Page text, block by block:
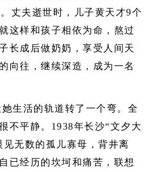
丈夫逝世时，儿子黄天才9个
这样和孩子相依为命，熬过
长成后做奶奶，享受人间天
向往，继续深造，成为一名
生活的轨道转了一个弯。全
不平静。1938年长沙“文夕大
无数的孤儿寡母，背井离
已经历的坎坷和痛苦，联想